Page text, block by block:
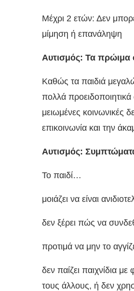
Μέχρι 2 ετών: Δεν
μίμηση ή επανάληψη
Αυτισμός: Τα πρώιμα
Καθώς τα παιδιά
πολλά
μειωμένες κοινωνικές
επικοινωνία και την
Αυτισμός:
Το παιδί…
μοιάζει να είναι
δεν ξέρει πώς να
προτιμά να μην το
δεν παίζει παιχνίδια
τους άλλους, ή δεν